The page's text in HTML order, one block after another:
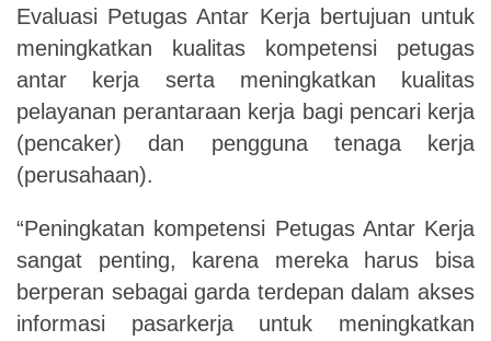
Evaluasi Petugas Antar Kerjabertujuan untuk
meningkatkan kualitas kompetensi petugas
antar kerja serta meningkatkan kualitas
pelayanan perantaraan kerja bagi pencari kerja
(pencaker) dan pengguna tenaga kerja
(perusahaan).
“Peningkatan kompetensi Petugas Antar Kerja
sangat penting, karena mereka harus bisa
berperan sebagai garda terdepan dalam akses
informasi pasarkerja untuk meningkatkan